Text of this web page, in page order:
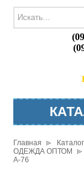
Главная Каталог
ОДЕЖДА ОПТОМ
A-76